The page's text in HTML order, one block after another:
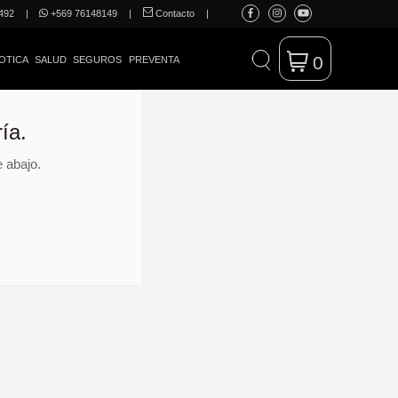
| +569 76148149 | Contacto |
SALUD SEGUROS PREVENTA 0
abajo.